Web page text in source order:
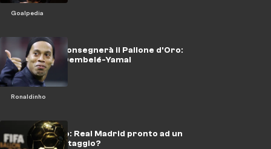
Goalpedia
Ronaldinho
Ronaldinho consegnerà il Pallone d'Oro:
corsa a due Dembelé-Yamal
Pallone d’Oro: Real Madrid pronto ad un
nuovo boicottaggio?